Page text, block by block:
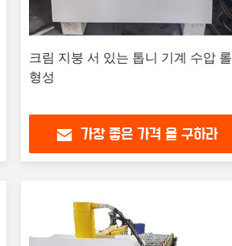
크림 지붕 서 있는 톱니 기계 수압 롤
형성
가장 좋은 가격 을 구하라